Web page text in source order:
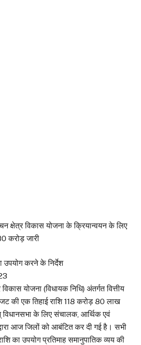
क्षेत्र विकास योजना के क्रियान्वयन के लिए
करोड़ जारी
उपयोग करने के निर्देश
विकास योजना (विधायक निधि) अंतर्गत वित्तीय
की एक तिहाई राशि 118 करोड़ 80 लाख
विधानसभा के लिए संचालक, आर्थिक एवं
आज जिलों को आबंटित कर दी गई है। सभी
का उपयोग प्रतिमाह समानुपातिक व्यय की